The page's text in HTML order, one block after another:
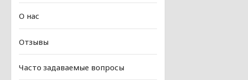
О нас
Отзывы
Часто задаваемые вопросы